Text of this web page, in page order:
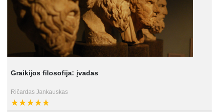
Graikijos filosofija: įvadas
Ričardas Jankauskas